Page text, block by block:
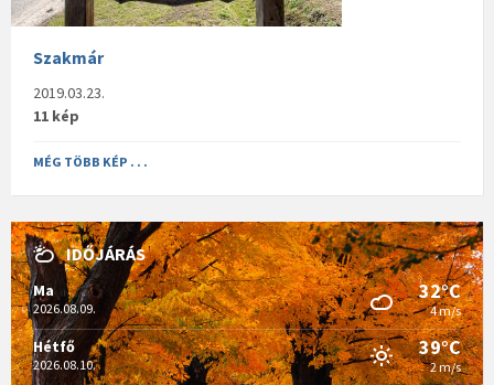
Szakmár
2019.03.23.
11 kép
MÉG TÖBB KÉP . . .
IDŐJÁRÁS
Ma
2026.08.09.
32°C
4 m/s
Hétfő
2026.08.10.
39°C
2 m/s